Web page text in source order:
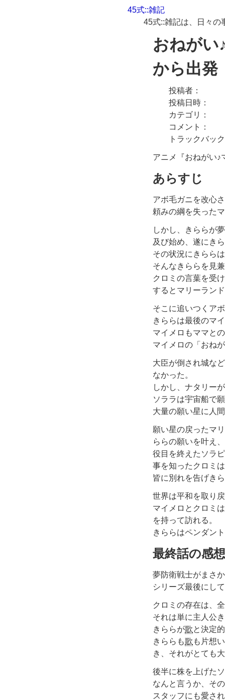
45式::雑記
45式::雑記は、日々の
おねが
から出発
投稿者
投稿日時
カテゴリ
コメント
トラックバック
アニメ『おねがい
あらすじ
アボ毛ガニを改心
頼みの綱を失った
しかし、きららが
及び始め、遂にき
その状況にきらら
そんなきららを見
クロミの言葉を受
するとマリーラン
そこに追いつくア
きららは最後のマ
マイメロもママと
マイメロの「おね
大臣が倒され城な
なかった。
しかし、ナタリー
ソララは宇宙船で
大量の願い星に人
願い星の戻ったマ
ららの願いを叶え
役目を終えたソラ
事を知ったクロミ
皆に別れを告げき
世界は平和を取り
マイメロとクロミ
を持って訪れる。
きららはペンダン
最終話の感想
夢防衛戦士がまさ
シリーズ最後にし
クロミの存在は、
それは単に主人公
きららが歌と決定
きららも歌 も片想
き、それがとても
後半に株を上げた
なんと言うか、そ
スタッフにも愛さ